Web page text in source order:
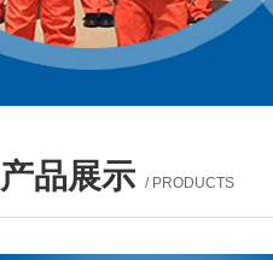
产品展示 / PRODUCTS